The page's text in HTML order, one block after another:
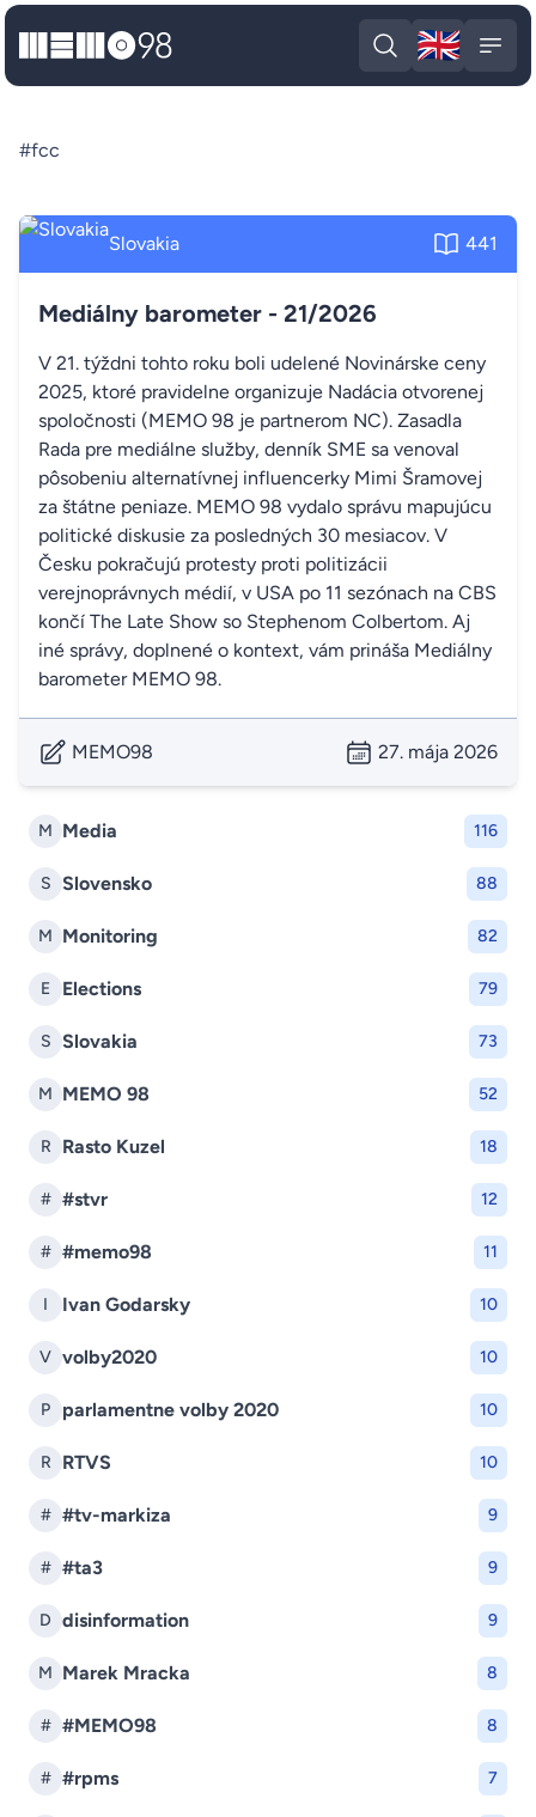
MEMO98
Open search
🇬🇧
M Media 116
S Slovensko 88
M Monitoring 82
E Elections 79
S Slovakia 73
M MEMO 98 52
R Rasto Kuzel 18
# #stvr 12
# #memo98 11
I Ivan Godarsky 10
V volby2020 10
P parlamentne volby 2020 10
R RTVS 10
# #tv-markiza 9
# #ta3 9
D disinformation 9
M Marek Mracka 8
# #MEMO98 8
# #rpms 7
#fcc
Slovakia 441
Mediálny barometer - 21/2026
V 21. týždni tohto roku boli udelené Novinárske ceny
2025, ktoré pravidelne organizuje Nadácia otvorenej
spoločnosti (MEMO 98 je partnerom NC). Zasadla
Rada pre mediálne služby, denník SME sa venoval
pôsobeniu alternatívnej influencerky Mimi Šramovej
za štátne peniaze. MEMO 98 vydalo správu mapujúcu
politické diskusie za posledných 30 mesiacov. V
Česku pokračujú protesty proti politizácii
verejnoprávnych médií, v USA po 11 sezónach na CBS
končí The Late Show so Stephenom Colbertom. Aj
iné správy, doplnené o kontext, vám prináša Mediálny
barometer MEMO 98.
MEMO98 27. mája 2026